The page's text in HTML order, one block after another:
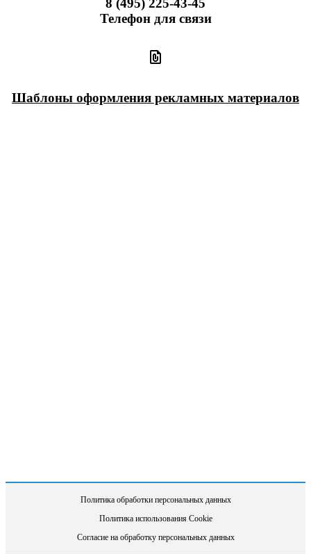
Телефон для связи
Шаблоны оформления рекламных материалов
Политика обработки персональных данных
Политика использования Cookie
Согласие на обработку персональных данных